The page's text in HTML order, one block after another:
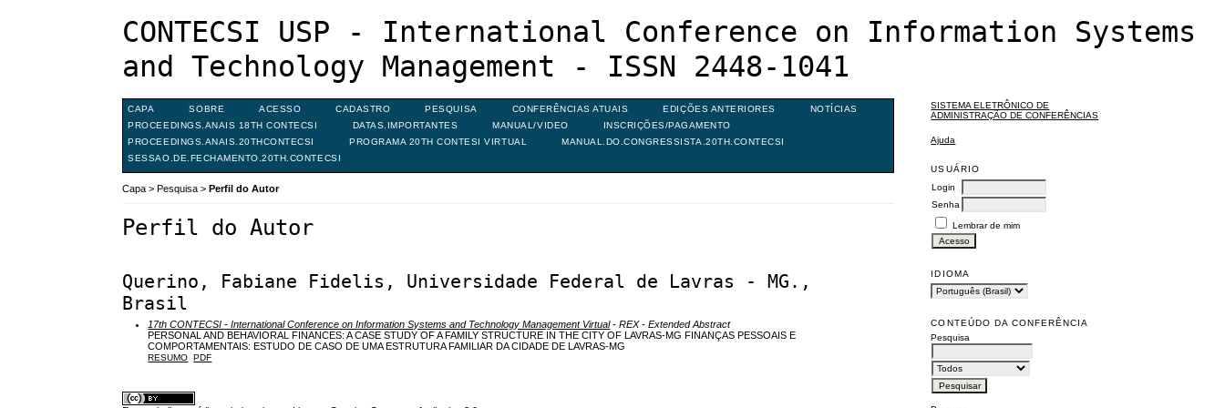
CONTECSI USP - International Conference on Information Systems
and Technology Management - ISSN 2448-1041
SISTEMA ELETRÔNICO DE
ADMINISTRAÇÃO DE CONFERÊNCIAS
Ajuda
USUÁRIO
Login
Senha
Lembrar de mim
IDIOMA
CONTEÚDO DA CONFERÊNCIA
Pesquisa
CAPA SOBRE ACESSO CADASTRO PESQUISA CONFERÊNCIAS ATUAIS EDIÇÕES ANTERIORES
NOTÍCIAS
PROCEEDINGS.ANAIS 18TH CONTECSI
DATAS.IMPORTANTES MANUAL/VIDEO
INSCRIÇÕES/PAGAMENTO
PROCEEDINGS.ANAIS.20THCONTECSI
PROGRAMA 20TH CONTESI VIRTUAL
MANUAL.DO.CONGRESSISTA.20TH.CONTECSI
SESSAO.DE.FECHAMENTO.20TH.CONTECSI
Capa >Pesquisa >Perfil do Autor
Perfil do Autor
Querino, Fabiane Fidelis, Universidade Federal de Lavras - MG.,
Brasil
17th CONTECSI - International Conference on Information Systems and Technology Management Virtual- REX - Extended Abstract
PERSONAL AND BEHAVIORAL FINANCES: A CASE STUDY OF A FAMILY STRUCTURE IN THE CITY OF LAVRAS-MG FINANÇAS PESSOAIS E
COMPORTAMENTAIS: ESTUDO DE CASO DE UMA ESTRUTURA FAMILIAR DA CIDADE DE LAVRAS-MG
RESUMO PDF